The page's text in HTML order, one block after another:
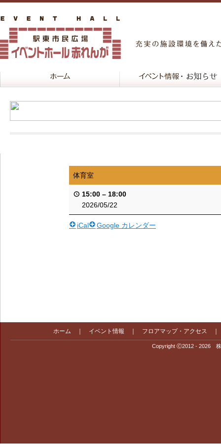
体育室
15:00 – 18:00
2026/05/22
iCal Google カレンダー
ホーム イベント情報 フロアマップ・アクセス
Copyright Ⓒ2012 - 2026 株